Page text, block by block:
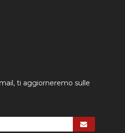
ti aggiorneremo sulle